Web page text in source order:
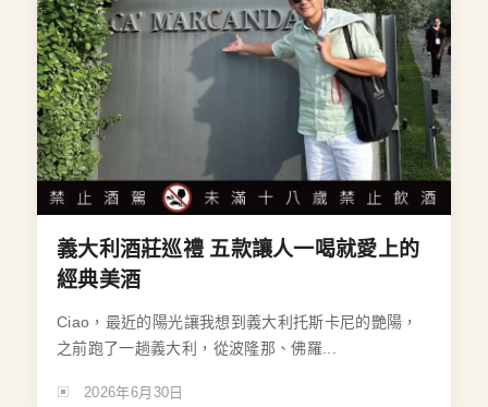
義大利酒莊巡禮 五款讓人一喝就愛上的
經典美酒
Ciao，最近的陽光讓我想到義大利托斯卡尼的艷陽，
之前跑了一趟義大利，從波隆那、佛羅...
2026年6月30日